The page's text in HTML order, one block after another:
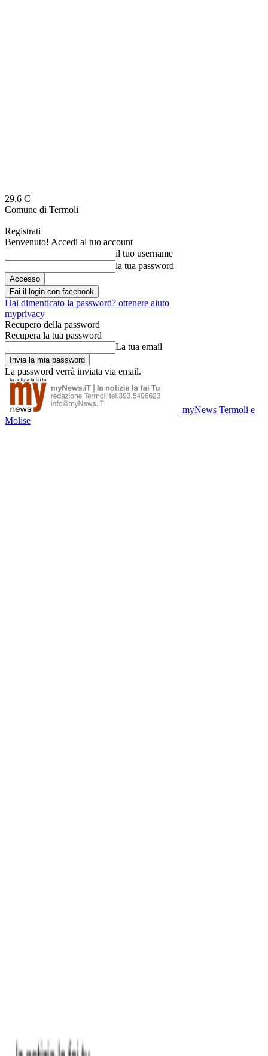
29.6 C
Comune di Termoli
Registrati
Benvenuto! Accedi al tuo account
il tuo username
la tua password
Fai il login con facebook
Hai dimenticato la password? ottenere aiuto
myprivacy
Recupero della password
Recupera la tua password
La tua email
La password verrà inviata via email.
myNews Termoli e
Molise